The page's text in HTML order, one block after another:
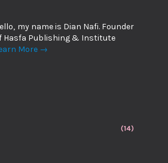
my name is Dian Nafi. Founder
Hasfa Publishing & Institute
More →
(14)